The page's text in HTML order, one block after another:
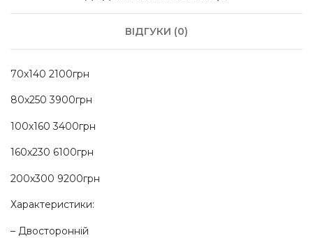
ВІДГУКИ (0)
70х140 2100грн
80х250 3900грн
100х160 3400грн
160х230 6100грн
200х300 9200грн
Характеристики:
– Двосторонній